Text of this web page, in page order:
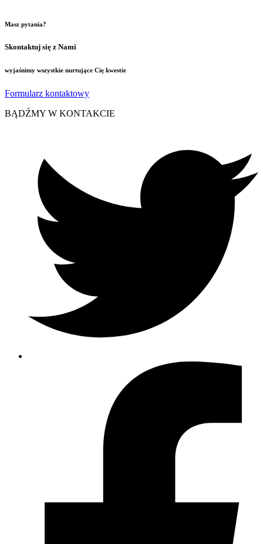
Masz pytania?
Skontaktuj się z Nami
wyjaśnimy wszystkie nurtujące Cię kwestie
Formularz kontaktowy
BĄDŹMY W KONTAKCIE